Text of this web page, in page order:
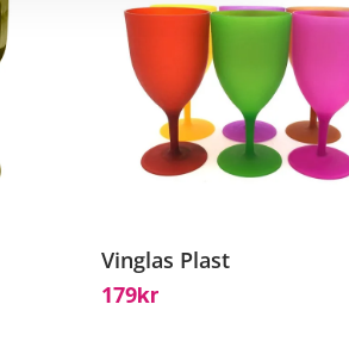
Vinglas Plast
179Kr